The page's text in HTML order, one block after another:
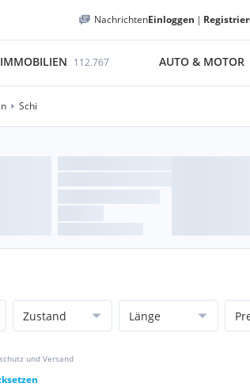
NachrichtenEinloggen |
IMMOBILIEN 112.767 AUTO & MOTOR
Schi
Zustand Länge
und Versand